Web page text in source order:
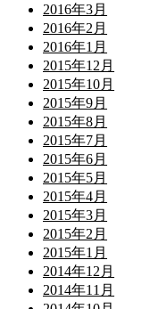
2016年3月
2016年2月
2016年1月
2015年12月
2015年10月
2015年9月
2015年8月
2015年7月
2015年6月
2015年5月
2015年4月
2015年3月
2015年2月
2015年1月
2014年12月
2014年11月